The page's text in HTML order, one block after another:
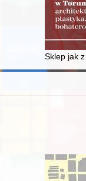
Nowej Brzeźnicy w
Sklep jak